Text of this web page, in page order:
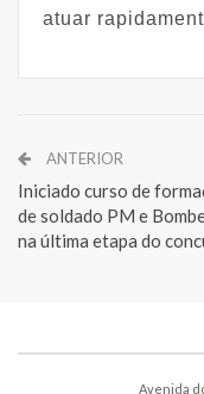
atuar
ANTERIOR
Iniciado curso de
de soldado PM e
na última etapa do
Avenida